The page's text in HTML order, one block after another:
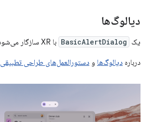
دیالوگ‌ها
یک BasicAlertDialog با XR سازگار می‌شود و به کامپوننت ارتفاع اضافه می‌کند.
درباره دیالوگ‌ها و دستورالعمل‌های طراحی تطبیقی